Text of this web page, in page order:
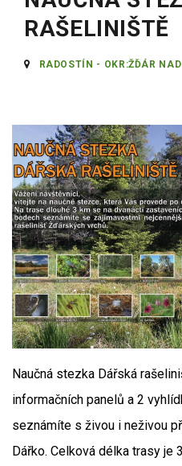
RAŠELINIŠTĚ
RADOSTÍN - OKR:ŽĎÁR
Naučná stezka Dářská
informačních panelů a 2
seznámíte s živou i neživou
Dářko. Celková délka trasy je